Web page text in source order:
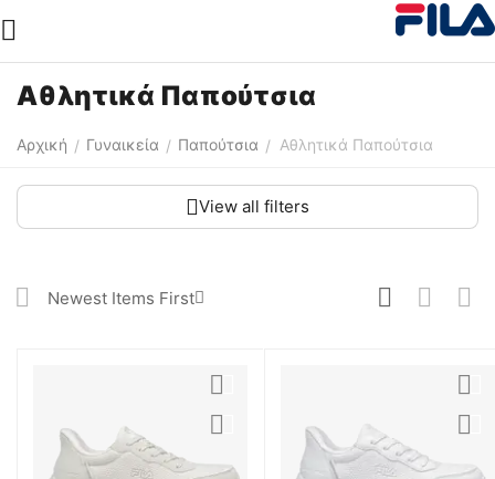
Αθλητικά Παπούτσια
Αρχική / Γυναικεία / Παπούτσια / Αθλητικά Παπούτσια
View all filters
Newest Items First